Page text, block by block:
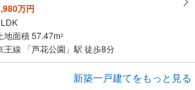
万円
地面積 57.47m2
王線 「芦花公園」駅 徒歩8分
新築一戸建てをもっと見る